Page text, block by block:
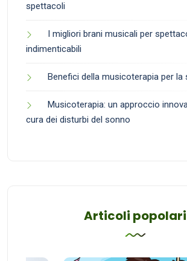
spettacoli
I migliori brani musicali per
indimenticabili
Benefici della musicoterapia per la
Musicoterapia: un approccio
cura dei disturbi del sonno
Articoli popolari